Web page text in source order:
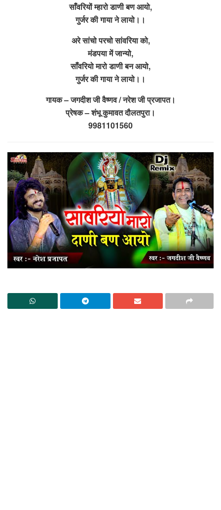
साँवरियों म्हारो डाणी बण आयो,
गुर्जर की गाया ने लायो।।
अरे सांचो परचो सांवरिया को,
मंडपया में जान्यो,
साँवरियो मारो डाणी बन आयो,
गुर्जर की गाया ने लायो।।
गायक – जगदीश जी वैष्णव / नरेश जी प्रजापत।
प्रेषक – शंभू कुमावत दौलतपुरा।
9981101560